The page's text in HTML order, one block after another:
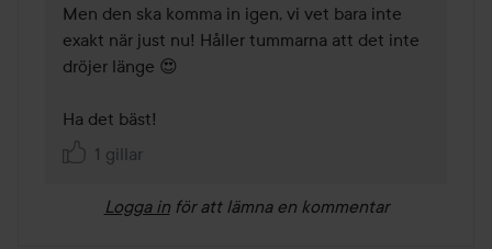
Men den ska komma in igen, vi vet bara inte
exakt när just nu! Håller tummarna att det inte
dröjer länge 😍
Ha det bäst!
1 gillar
Logga in för att lämna en kommentar